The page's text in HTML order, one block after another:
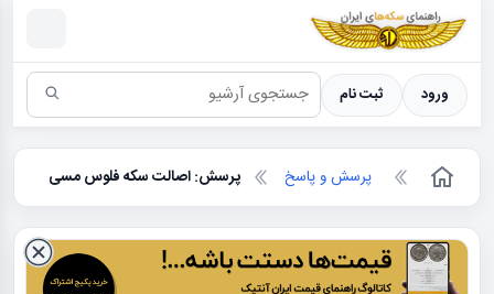
سکه ها ؛ راهنمای سکه شناسی
ورود ثبت نام
پرسش و پاسخ پرسش: اصالت سکه فلوس مسی